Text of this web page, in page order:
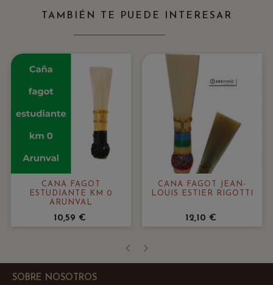
TAMBIÉN TE PUEDE INTERESAR
CAÑA FAGOT
ESTUDIANTE KM 0
ARUNVAL
10,59 €
CAÑA FAGOT JEAN-
LOUIS ESTIER RIGOTTI
12,10 €
SOBRE NOSOTROS